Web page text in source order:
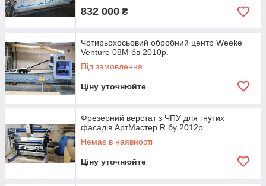
832 000 ₴
Чотирьохосьовий обробний центр Weeke
Venture 08M бв 2010р.
Під замовлення
Ціну уточнюйте
Фрезерний верстат з ЧПУ для гнутих
фасадів АртМастер R бу 2012р.
Немає в наявності
Ціну уточнюйте